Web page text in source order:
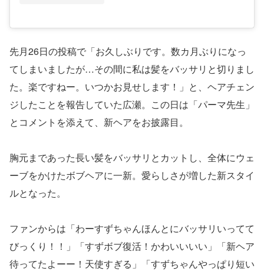
先月26日の投稿で「お久しぶりです。数カ月ぶりになっ
てしまいましたが…その間に私は髪をバッサリと切りまし
た。楽ですねー。いつかお見せします！」と、ヘアチェン
ジしたことを報告していた広瀬。この日は「パーマ先生」
とコメントを添えて、新ヘアをお披露目。
胸元まであった長い髪をバッサリとカットし、全体にウェ
ーブをかけたボブヘアに一新。愛らしさが増した新スタイ
ルとなった。
ファンからは「わーすずちゃんほんとにバッサリいってて
びっくり！！」「すずボブ復活！かわいいいい」「新ヘア
待ってたよーー！天使すぎる」「すずちゃんやっぱり短い